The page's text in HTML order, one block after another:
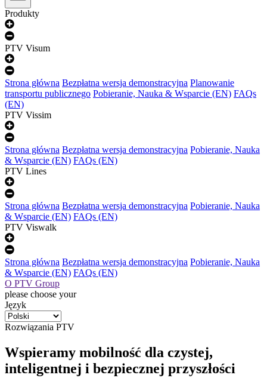
Produkty
PTV Visum
Strona główna Bezpłatna wersja demonstracyjna Planowanie
transportu publicznego Pobieranie, Nauka & Wsparcie (EN) FAQs
(EN)
PTV Vissim
Strona główna Bezpłatna wersja demonstracyjna Pobieranie, Nauka
& Wsparcie (EN) FAQs (EN)
PTV Lines
Strona główna Bezpłatna wersja demonstracyjna Pobieranie, Nauka
& Wsparcie (EN) FAQs (EN)
PTV Viswalk
Strona główna Bezpłatna wersja demonstracyjna Pobieranie, Nauka
& Wsparcie (EN) FAQs (EN)
O PTV Group
please choose your
Język
Rozwiązania PTV
Wspieramy mobilność dla czystej,
inteligentnej i bezpiecznej przyszłości